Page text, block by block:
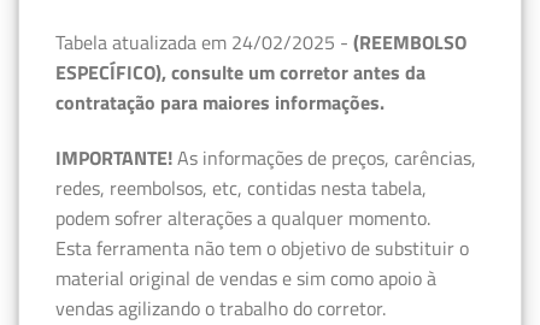
Tabela atualizada em 24/02/2025 - (REEMBOLSO
ESPECÍFICO), consulte um corretor antes da
contratação para maiores informações.
IMPORTANTE!As informações de preços, carências,
redes, reembolsos, etc, contidas nesta tabela,
podem sofrer alterações a qualquer momento.
Esta ferramenta não tem o objetivo de substituir o
material original de vendas e sim como apoio à
vendas agilizando o trabalho do corretor.